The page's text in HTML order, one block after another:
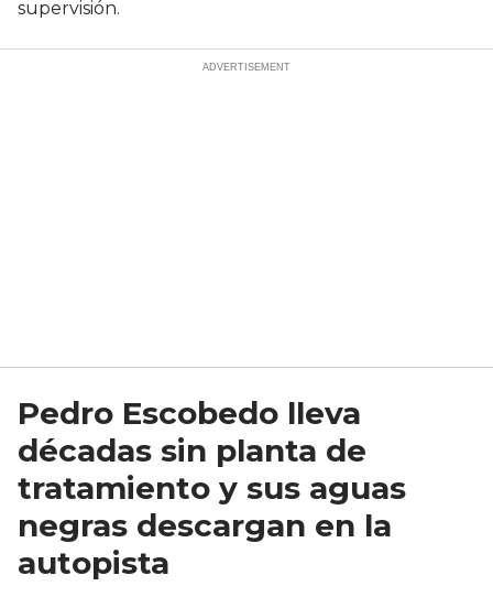
supervisión.
Pedro Escobedo lleva
décadas sin planta de
tratamiento y sus aguas
negras descargan en la
autopista